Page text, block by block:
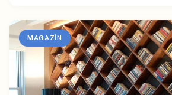
MAGAZÍN